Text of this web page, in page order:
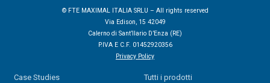
© FTE MAXIMAL ITALIA SRLU – All rights reserved
Via Edison, 15 42049
Calerno di Sant’Ilario D’Enza (RE)
P.IVA E C.F. 01452920356
Privacy Policy
Case Studies
Tutti i prodotti